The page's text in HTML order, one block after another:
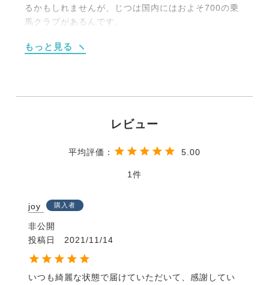
るかもしれませんが、じつは国内にはおよそ700の乗
馬クラブがあるんです。
【２】海や山、草原を馬でお散歩する《外乗》をメイ
（1時間10,000円程度）などなど。
そうして馬と仲良くなったら、馬と遊ぶ楽しみが膨ら
馬と過ごす時間が楽しくなるような国内外の情報が満
さらにあなたの地域の乗馬クラブがすぐにわかる【乗
馬クラブガイド】もついていて、あなたの乗馬ライフ
をサポートします！
・サイズ A4判
もっと見る
5.00
1
joy 購入者
非公開
投稿日
2021/11/14
いつも綺麗な状態で届けていただいて、感謝してい